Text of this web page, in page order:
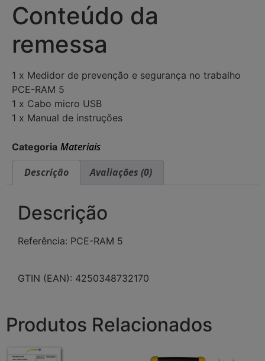
Conteúdo da
remessa
1 x Medidor de prevenção e segurança no trabalho
PCE-RAM 5
1 x Cabo micro USB
1 x Manual de instruções
Categoria Materiais
Descrição
Avaliações (0)
Descrição
Referência: PCE-RAM 5
GTIN (EAN): 4250348732170
Produtos Relacionados